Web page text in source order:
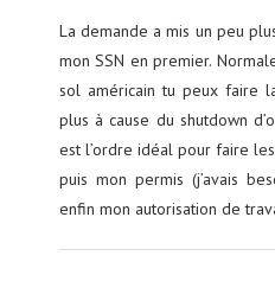
La demande a mis un peu
mon SSN en premier.
sol américain tu peux faire
plus à cause du shutdown
est l’ordre idéal pour faire les
puis mon permis (j’avais
enfin mon autorisation de